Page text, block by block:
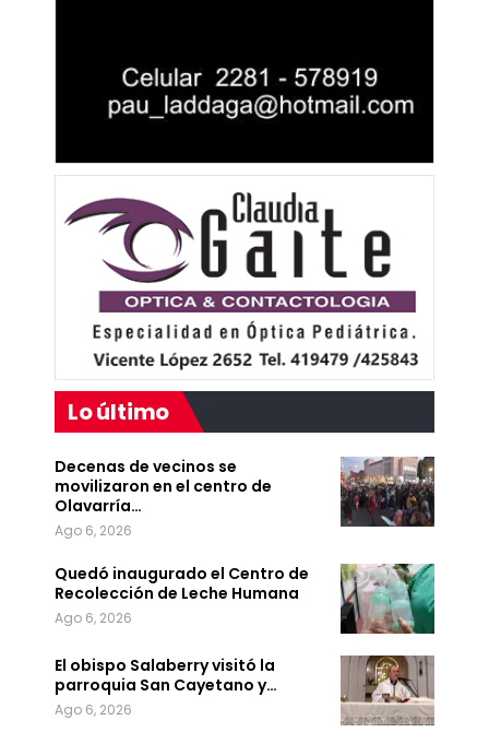
Lo último
Decenas de vecinos se
movilizaron en el centro de
Olavarría…
Ago 6, 2026
Quedó inaugurado el Centro de
Recolección de Leche Humana
Ago 6, 2026
El obispo Salaberry visitó la
parroquia San Cayetano y…
Ago 6, 2026